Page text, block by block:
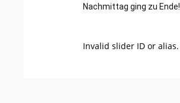
Nachmittag ging zu Ende!
Invalid slider ID or alias.